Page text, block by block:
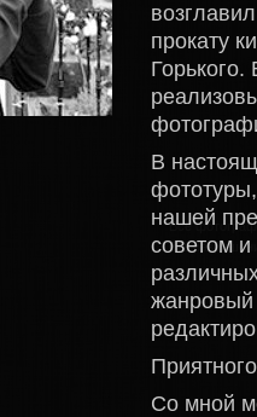
прокату
В
нашей
советом
жанровый
Со мной
Все
без